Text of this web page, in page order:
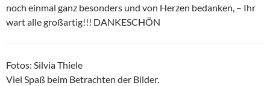
noch einmal ganz besonders und von Herzen bedanken, – Ihr
wart alle großartig!!! DANKESCHÖN
Fotos: Silvia Thiele
Viel Spaß beim Betrachten der Bilder.